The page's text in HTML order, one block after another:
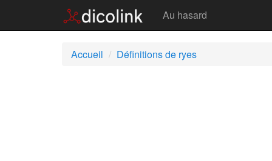
Au hasard
Accueil Définitions de ryes
Ryes